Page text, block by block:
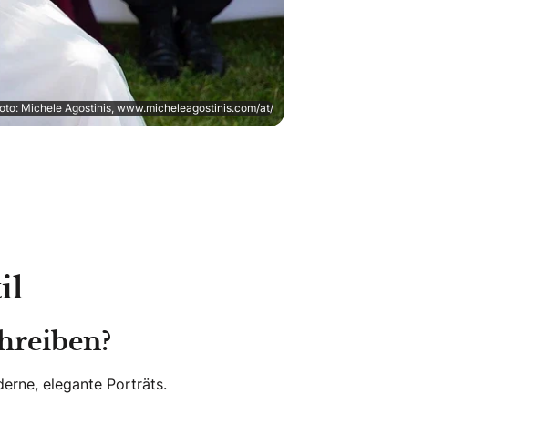
Michele Agostinis, www.micheleagostinis.com/at/
elegante Porträts.